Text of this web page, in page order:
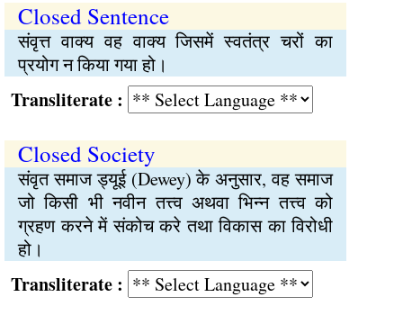
Closed Sentence
संवृत्त वाक्य वह वाक्य जिसमें स्वतंत्र चरों का
प्रयोग न किया गया हो।
:
Closed Society
संवृत समाज ड्यूई (Dewey) के अनुसार, वह समाज
जो किसी भी नवीन तत्त्व अथवा भिन्न तत्त्व को
ग्रहण करने में संकोच करे तथा विकास का विरोधी
हो।
: